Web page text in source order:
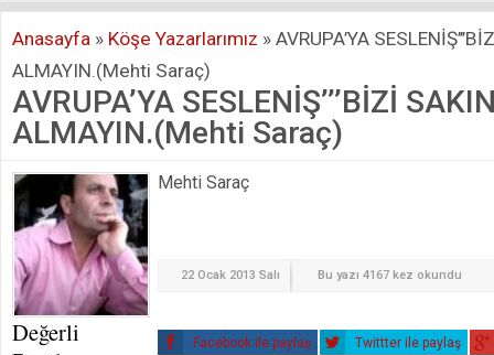
Anasayfa » Köşe Yazarlarımız » AVRUPA’YA
ALMAYIN.(Mehti Saraç)
AVRUPA’YA SESLENİŞ’’’BİZİ
ALMAYIN.(Mehti Saraç)
Mehti Saraç
22 Ocak 2013 Salı Bu yazı 4167 kez okundu
Facebook ile paylaş Twittter ile paylaş
Değerli